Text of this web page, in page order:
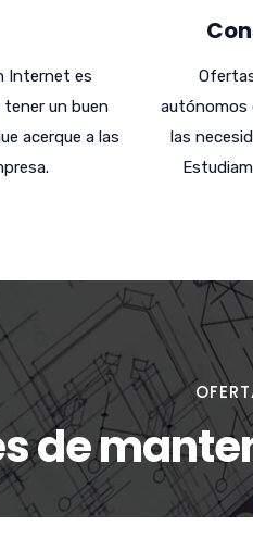
Internet es
tener un buen
acerque a las
autónomos
las
de